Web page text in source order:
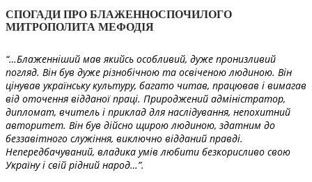
СПОГАДИ ПРО БЛАЖЕННОСПОЧИЛОГО
МИТРОПОЛИТА МЕФОДІЯ
“…Блаженніший мав якийсь особливий, дуже пронизливий
погляд. Він був дуже різнобічною та освіченою людиною. Він
цінував українську культуру, багато читав, працював і вимагав
від оточення відданої праці. Природжений адміністратор,
дипломат, вчитель і приклад для наслідування, непохитний
авторитет. Він був дійсно щирою людиною, здатним до
беззавітного служіння, виключно відданий правді.
Непередбачуваний, владика умів любити безкорисливо свою
Україну і свій рідний народ…”.